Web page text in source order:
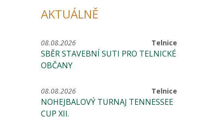
AKTUÁLNĚ
Telnice
08.08.2026
SBĚR STAVEBNÍ SUTI PRO TELNICKÉ
OBČANY
Telnice
08.08.2026
NOHEJBALOVÝ TURNAJ TENNESSEE
CUP XII.